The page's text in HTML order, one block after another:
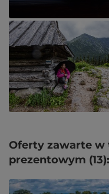
Oferty zawarte w
prezentowym (13):